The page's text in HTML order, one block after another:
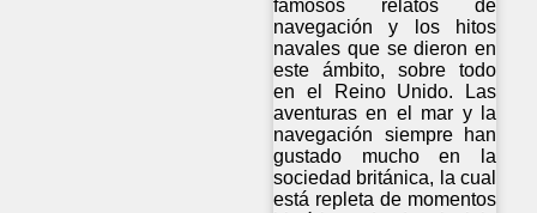
famosos relatos de
navegación y los hitos
navales que se dieron en
este ámbito, sobre todo
en el Reino Unido. Las
aventuras en el mar y la
navegación siempre han
gustado mucho en la
sociedad británica, la cual
está repleta de momentos